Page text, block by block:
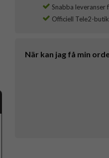
Snabba leveranser
Officiell Tele2-butik
När kan jag få min